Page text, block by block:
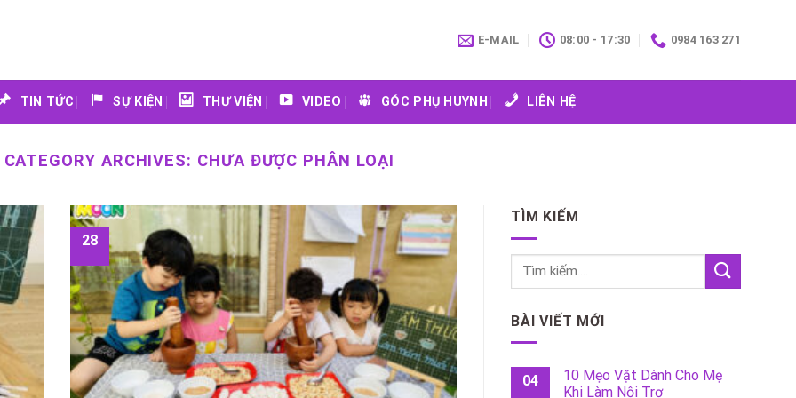
E-MAIL 08:00 - 17:30 0984 163 271
TIN TỨC SỰ KIỆN THƯ VIỆN VIDEO GÓC PHỤ HUYNH LIÊN HỆ
CATEGORY ARCHIVES: CHƯA ĐƯỢC PHÂN LOẠI
28
TÌM KIẾM
BÀI VIẾT MỚI
04
10 Mẹo Vặt Dành Cho Mẹ
Khi Làm Nội Trợ